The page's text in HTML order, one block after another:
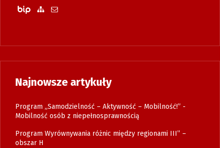
Biuletyn Informacji Publicznej
Zobacz mapę strony
Wyślij email
Najnowsze artykuły
Program „Samodzielność – Aktywność – Mobilność!” -
Mobilność osób z niepełnosprawnością
Program Wyrównywania różnic między regionami III” –
obszar H